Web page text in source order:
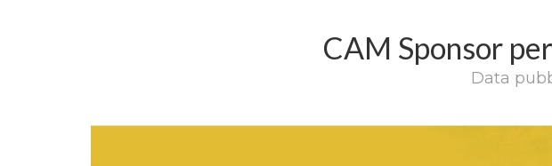
CAM Sponsor
Data